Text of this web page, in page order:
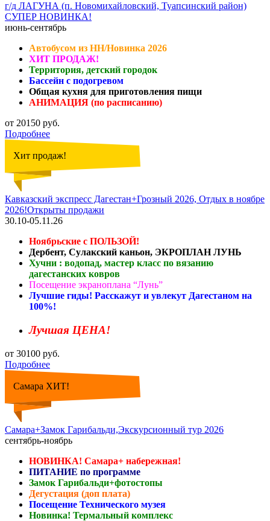
г/д ЛАГУНА (п. Новомихайловский, Туапсинский район)
СУПЕР НОВИНКА!
июнь-сентябрь
Автобусом из НН/Новинка 2026
ХИТ ПРОДАЖ!
Территория, детский городок
Бассейн с подогревом
Общая кухня для приготовления пищи
АНИМАЦИЯ (по расписанию)
от 20150 руб.
Подробнее
Хит продаж!
Кавказский экспресс Дагестан+Грозный 2026, Отдых в ноябре
2026!Открыты продажи
30.10-05.11.26
Ноябрьские с ПОЛЬЗОЙ!
Дербент, Сулакский каньон, ЭКРОПЛАН ЛУНЬ
Хучни : водопад, мастер класс по вязанию
дагестанских ковров
Посещение экраноплана “Лунь”
Лучшие гиды! Расскажут и увлекут Дагестаном на
100%!
Лучшая ЦЕНА!
от 30100 руб.
Подробнее
Самара ХИТ!
Самара+Замок Гарибальди,Экскурсионный тур 2026
сентябрь-ноябрь
НОВИНКА! Самара+ набережная!
ПИТАНИЕ по программе
Замок Гарибальди+фотостопы
Дегустация (доп плата)
Посещение Технического музея
Новинка! Термальный комплекс